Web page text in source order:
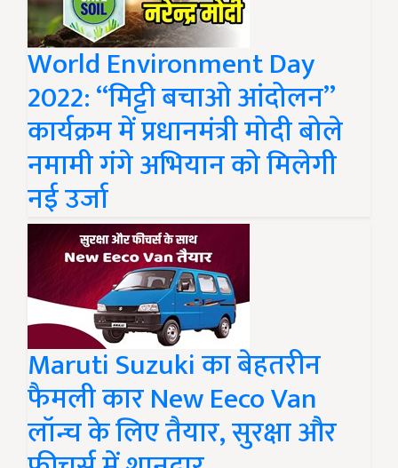
World Environment Day
2022: “मिट्टी बचाओ आंदोलन”
कार्यक्रम में प्रधानमंत्री मोदी बोले
नमामी गंगे अभियान को मिलेगी
नई उर्जा
Maruti Suzuki का बेहतरीन
फैमली कार New Eeco Van
लॉन्च के लिए तैयार, सुरक्षा और